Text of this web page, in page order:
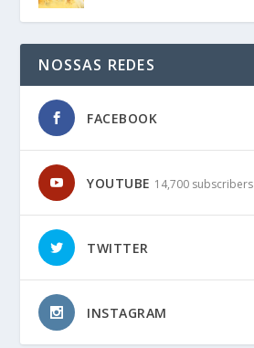
NOSSAS REDES
FACEBOOK
YOUTUBE 14,700 subscribers
TWITTER
INSTAGRAM